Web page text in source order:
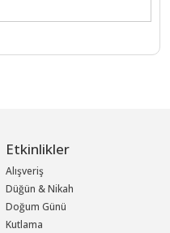
Etkinlikler
Alışveriş
Düğün & Nikah
Doğum Günü
Kutlama